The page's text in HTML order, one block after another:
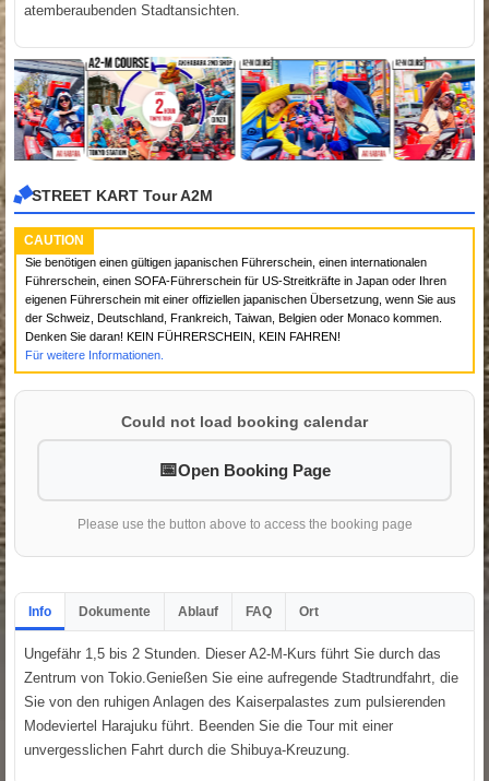
atemberaubenden Stadtansichten.
STREET KART Tour A2M
CAUTION
Sie benötigen einen gültigen japanischen Führerschein, einen internationalen
Führerschein, einen SOFA-Führerschein für US-Streitkräfte in Japan oder Ihren
eigenen Führerschein mit einer offiziellen japanischen Übersetzung, wenn Sie aus
der Schweiz, Deutschland, Frankreich, Taiwan, Belgien oder Monaco kommen.
Denken Sie daran! KEIN FÜHRERSCHEIN, KEIN FAHREN!
Für weitere Informationen.
Could not load booking calendar
Open Booking Page
Please use the button above to access the booking page
Info Dokumente Ablauf FAQ Ort
Ungefähr 1,5 bis 2 Stunden. Dieser A2-M-Kurs führt Sie durch das
Zentrum von Tokio.Genießen Sie eine aufregende Stadtrundfahrt, die
Sie von den ruhigen Anlagen des Kaiserpalastes zum pulsierenden
Modeviertel Harajuku führt. Beenden Sie die Tour mit einer
unvergesslichen Fahrt durch die Shibuya-Kreuzung.